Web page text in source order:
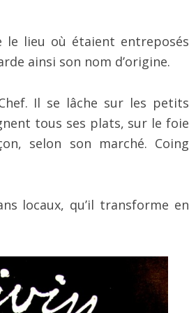
le lieu où étaient entreposés
ainsi son nom d’origine.
Il se lâche sur les petits
tous ses plats, sur le foie
selon son marché. Coing
locaux, qu’il transforme en